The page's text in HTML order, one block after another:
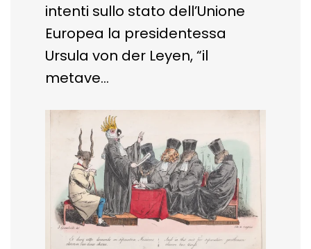
intenti sullo stato dell’Unione
Europea la presidentessa
Ursula von der Leyen, “il
metave…